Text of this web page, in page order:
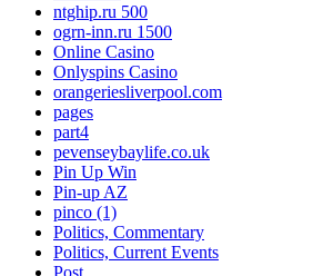
ntghip.ru 500
ogrn-inn.ru 1500
Online Casino
Onlyspins Casino
orangeriesliverpool.com
pages
part4
pevenseybaylife.co.uk
Pin Up Win
Pin-up AZ
pinco (1)
Politics, Commentary
Politics, Current Events